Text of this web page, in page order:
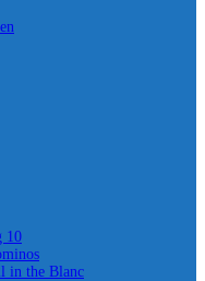
10
in the Blanc